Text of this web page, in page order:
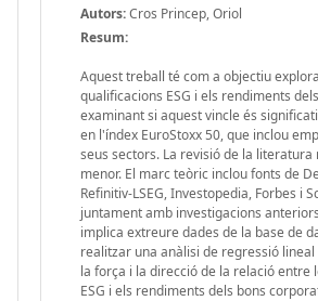
Autors:Cros Princep, Oriol
Resum:
Aquest treball té com a objectiu
qualificacions ESG i els rendiments
examinant si aquest vincle és
en l'índex EuroStoxx 50, que inclou
seus sectors. La revisió de la
menor. El marc teòric inclou fonts de
Refinitiv-LSEG, Investopedia, Forbes i
juntament amb investigacions
implica extreure dades de la base de
realitzar una anàlisi de regressió
la força i la direcció de la relació entre
ESG i els rendiments dels bons